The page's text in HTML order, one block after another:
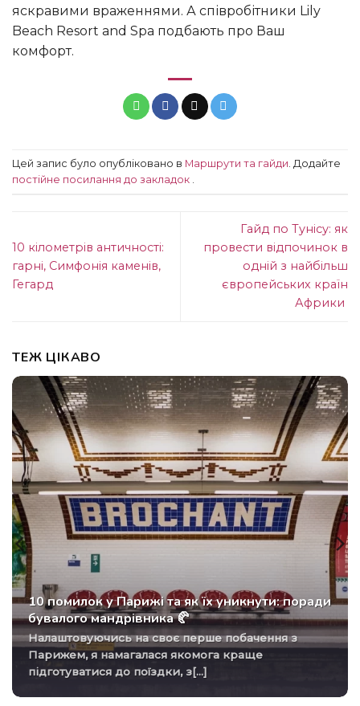
яскравими враженнями. А співробітники Lily
Beach Resort and Spa подбають про Ваш
комфорт.
Цей запис було опубліковано в Маршрути та гайди . Додайте
постійне посилання до закладок
10 кілометрів античності:
гарні, Симфонія каменів,
Гегард
Гайд по Тунісу: як
провести відпочинок в
одній з найбільш
європейських країн
Африки
ТЕЖ ЦІКАВО
10 помилок у Парижі та як їх уникнути: поради
бувалого мандрівника 🥐
Налаштовуючись на своє перше побачення з
Парижем, я намагалася якомога краще
підготуватися до поїздки, з[...]